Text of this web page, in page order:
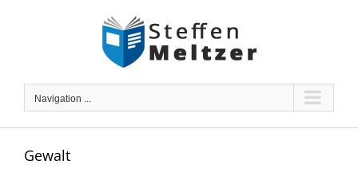
Navigation ...
Gewalt